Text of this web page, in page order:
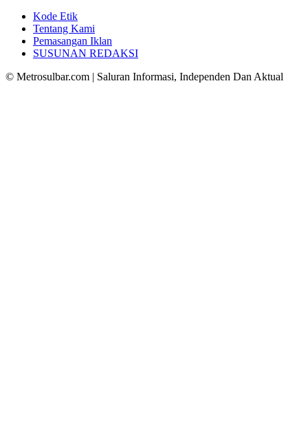
Kode Etik
Tentang Kami
Pemasangan Iklan
SUSUNAN REDAKSI
© Metrosulbar.com | Saluran Informasi, Independen Dan Aktual